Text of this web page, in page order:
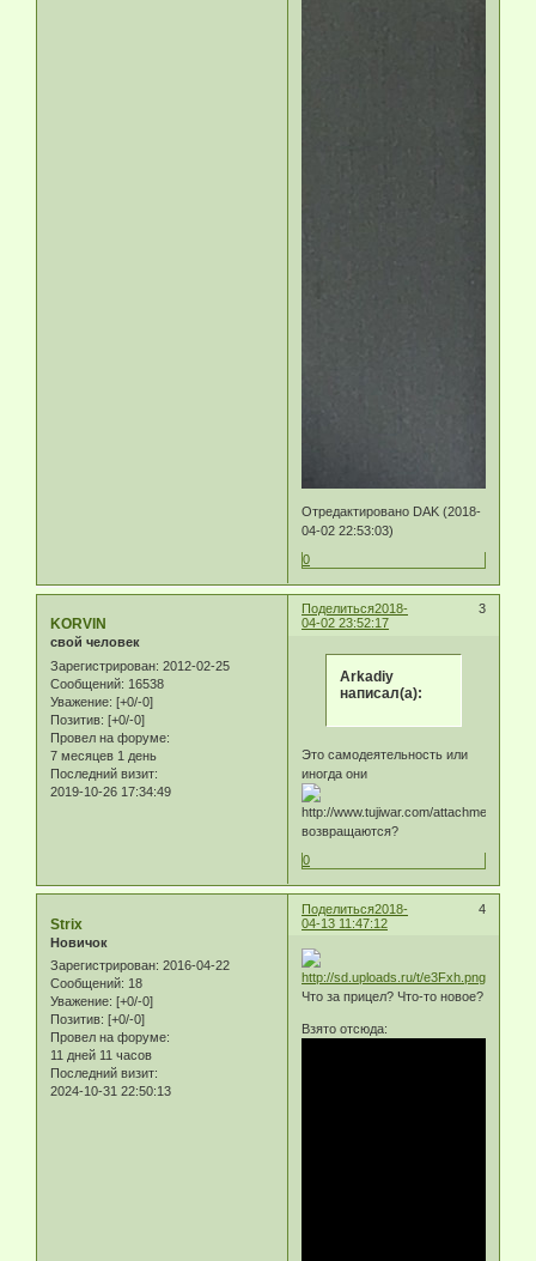
Отредактировано DAK (2018-
04-02 22:53:03)
0
Поделиться 3
2018-
04-02 23:52:17
KORVIN
свой человек
Зарегистрирован: 2012-02-25
Сообщений: 16538
Уважение: [+0/-0]
Позитив: [+0/-0]
Провел на форуме:
7 месяцев 1 день
Последний визит:
2019-10-26 17:34:49
Arkadiy
написал(а):
Это самодеятельность или
иногда они
возвращаются?
0
Поделиться 4
2018-
04-13 11:47:12
Strix
Новичок
Зарегистрирован: 2016-04-22
Сообщений: 18
Уважение: [+0/-0]
Позитив: [+0/-0]
Провел на форуме:
11 дней 11 часов
Последний визит:
2024-10-31 22:50:13
Что за прицел? Что-то новое?
Взято отсюда: